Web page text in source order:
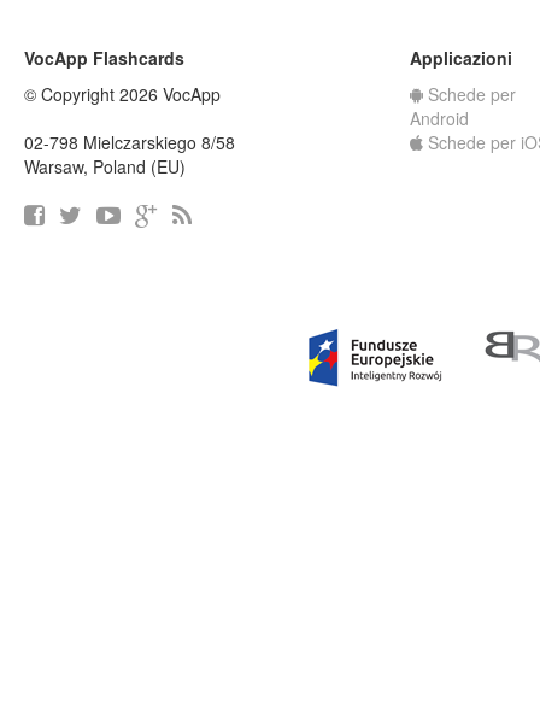
VocApp Flashcards
© Copyright 2026 VocApp
02-798 Mielczarskiego 8/58
Warsaw, Poland (EU)
Applicazioni
Schede per
Android
Schede per